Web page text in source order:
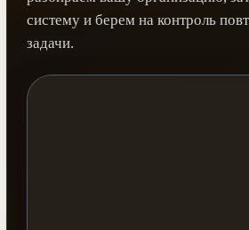
систему и берем на контроль
задачи.